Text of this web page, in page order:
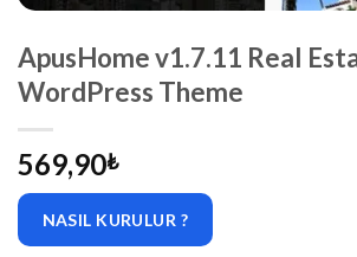
ApusHome v1.7.11 Real
WordPress Theme
569,90₺
NASIL KURULUR ?